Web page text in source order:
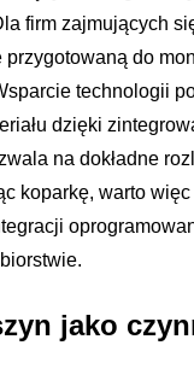
firm zajmujących
do
technologii
dzięki
na dokładne
koparkę, warto
jako